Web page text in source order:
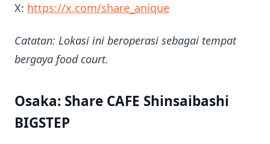
X: https://x.com/share_anique
Catatan: Lokasi ini beroperasi sebagai tempat
bergaya food court.
Osaka: Share CAFE Shinsaibashi
BIGSTEP